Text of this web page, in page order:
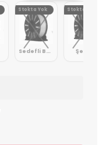
Sedefli Beyaz
Stokta Yok
Şeffaf
Stokta Yok